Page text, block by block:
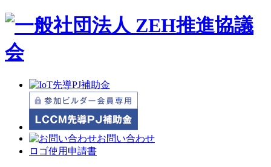
お問い合わせ
ロゴ使用申請書